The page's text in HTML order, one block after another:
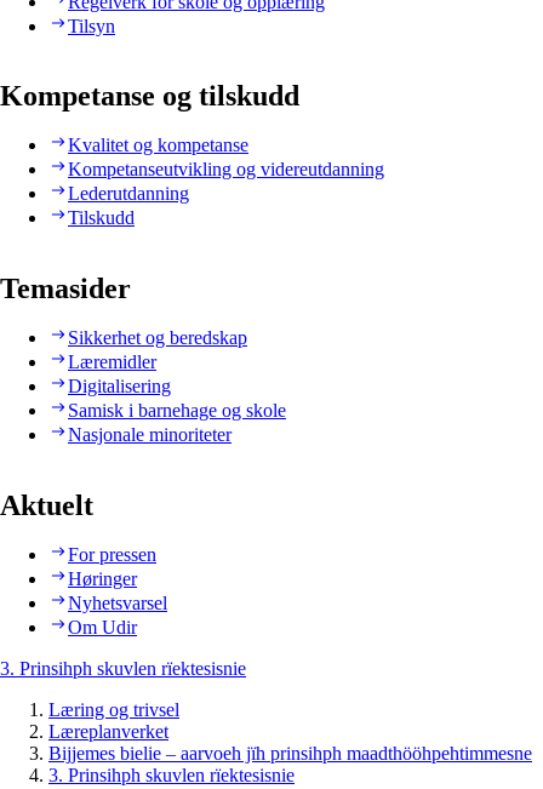
Tilsyn
Kompetanse og tilskudd
Kvalitet og kompetanse
Kompetanseutvikling og videreutdanning
Lederutdanning
Tilskudd
Temasider
Sikkerhet og beredskap
Læremidler
Digitalisering
Samisk i barnehage og skole
Nasjonale minoriteter
Aktuelt
For pressen
Høringer
Nyhetsvarsel
Om Udir
3. Prinsihph skuvlen rïektesisnie
Læring og trivsel
Læreplanverket
Bijjemes bielie – aarvoeh jïh prinsihph maadthööhpehtimmesne
3. Prinsihph skuvlen rïektesisnie